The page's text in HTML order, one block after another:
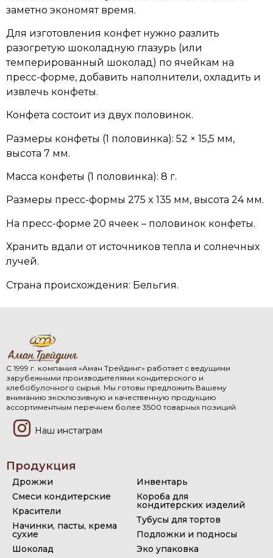
заметно экономят время.
Для изготовления конфет нужно разлить
разогретую шоколадную глазурь (или
темперированный шоколад) по ячейкам на
пресс-форме, добавить наполнители, охладить и
извлечь конфеты.
Конфета состоит из двух половинок.
Размеры конфеты (1 половинка): 52 × 15,5 мм,
высота 7 мм.
Масса конфеты (1 половинка): 8 г.
Размеры пресс-формы 275 x 135 мм, высота 24 мм.
На пресс-форме 20 ячеек – половинок конфеты.
Хранить вдали от источников тепла и солнечных
лучей.
Страна происхождения: Бельгия.
С 1999 г. компания «Аман Трейдинг» работает с ведущими
зарубежными производителями кондитерского и
хлебобулочного сырья. Мы готовы предложить Вашему
вниманию эксклюзивную и качественную продукцию
ассортиментным перечнем более 3500 товарных позиций.
Наш инстаграм
Продукция
Дрожжи
Смеси кондитерские
Красители
Начинки, пасты, крема
сухие
Шоколад
Инвентарь
Короба для
кондитерских изделий
Тубусы для тортов
Подложки и подносы
Эко упаковка